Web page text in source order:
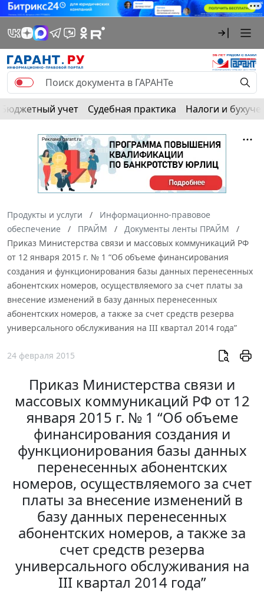
Бюджетный учет Судебная практика Налоги и
Продукты и услуги
Информационно-правовое
обеспечение
ПРАЙМ
Документы ленты ПРАЙМ
Приказ Министерства связи и массовых коммуникаций РФ
от 12 января 2015 г. № 1 “Об объеме финансирования
создания и функционирования базы данных перенесенных
абонентских номеров, осуществляемого за счет платы за
внесение изменений в базу данных перенесенных
абонентских номеров, а также за счет средств резерва
универсального обслуживания на III квартал 2014 года”
24 февраля 2015
Приказ Министерства связи и
массовых коммуникаций РФ от 12
января 2015 г. № 1 “Об объеме
финансирования создания и
функционирования базы данных
перенесенных абонентских
номеров, осуществляемого за счет
платы за внесение изменений в
базу данных перенесенных
абонентских номеров, а также за
счет средств резерва
универсального обслуживания на
III квартал 2014 года”